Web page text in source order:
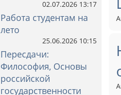
02.07.2026 13:17
Работа студентам на
лето
25.06.2026 10:15
Пересдачи:
Философия, Основы
российской
государственности